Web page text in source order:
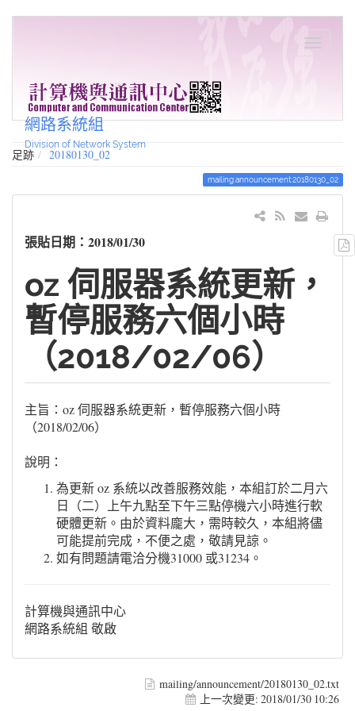
網路系統組
Division of Network System
足跡 20180130_02
mailing:announcement:20180130_02
張貼日期：2018/01/30
oz 伺服器系統更新，
暫停服務六個小時
（2018/02/06）
主旨：oz 伺服器系統更新，暫停服務六個小時
（2018/02/06）
說明：
為更新 oz 系統以改善服務效能，本組訂於二月六
日（二）上午九點至下午三點停機六小時進行軟
硬體更新。由於資料龐大，需時較久，本組將儘
可能提前完成，不便之處，敬請見諒。
如有問題請電洽分機31000 或31234。
計算機與通訊中心
網路系統組 敬啟
mailing/announcement/20180130_02.txt
上一次變更: 2018/01/30 10:26